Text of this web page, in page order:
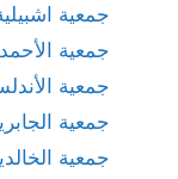
جمعية
جمعية
جمعية
جمعية
جمعية